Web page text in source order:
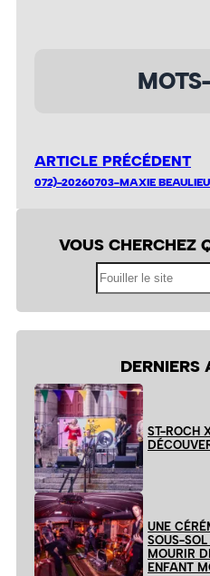
ARTICLE PRÉCÉDENT
072)-20260703-MAXIE
VOUS CHERCHEZ
DERNIERS
ST-ROCH
UNE
SOUS-
MOURIR
ENFANT